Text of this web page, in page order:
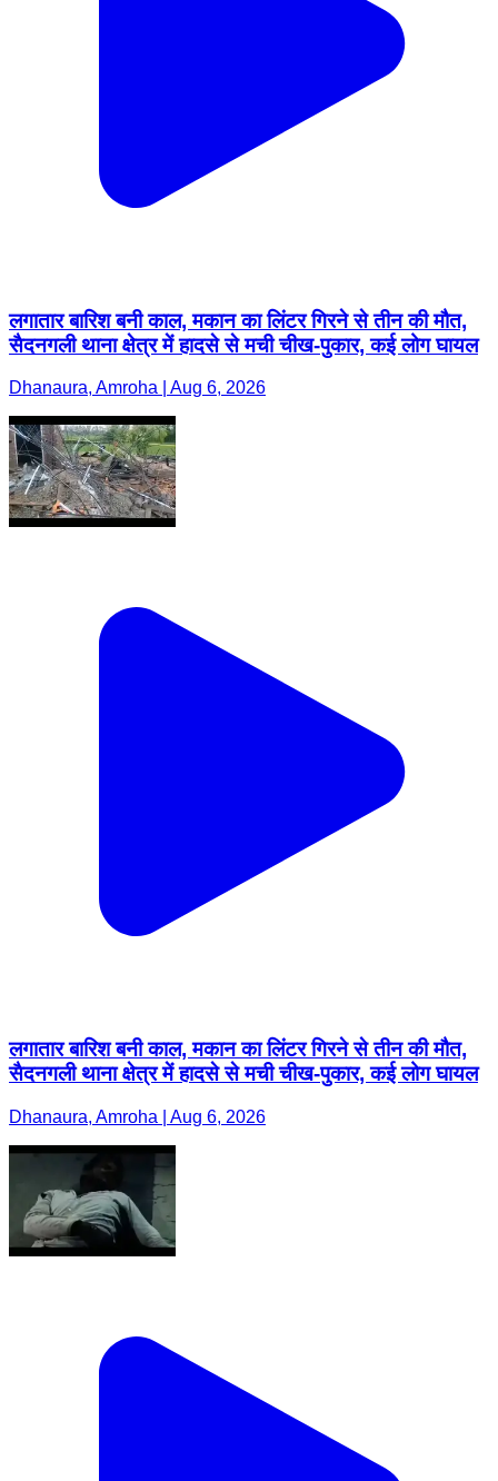
लगातार बारिश बनी काल, मकान का लिंटर गिरने से तीन की मौत,
सैदनगली थाना क्षेत्र में हादसे से मची चीख-पुकार, कई लोग घायल
Dhanaura, Amroha | Aug 6, 2026
लगातार बारिश बनी काल, मकान का लिंटर गिरने से तीन की मौत,
सैदनगली थाना क्षेत्र में हादसे से मची चीख-पुकार, कई लोग घायल
Dhanaura, Amroha | Aug 6, 2026